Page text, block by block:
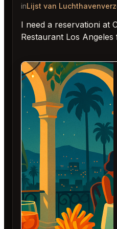
inLijst van
I need a reservationi at
Restaurant Los